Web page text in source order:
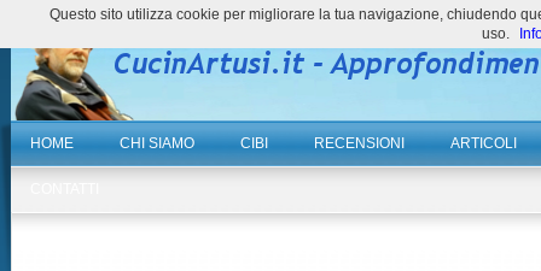
HOME CHI SIAMO CIBI RECENSIONI ARTICOLI
Questo sito utilizza cookie per migliorare la tua navigazione, chiudendo
uso.